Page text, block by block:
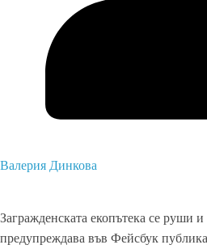
Валерия Динкова
Загражденската екопътека се руши и
предупреждава във Фейсбук